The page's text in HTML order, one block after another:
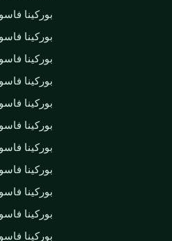
بوركينا
بوركينا
بوركينا
بوركينا
بوركينا
بوركينا
بوركينا
بوركينا
بوركينا
بوركينا
بوركينا